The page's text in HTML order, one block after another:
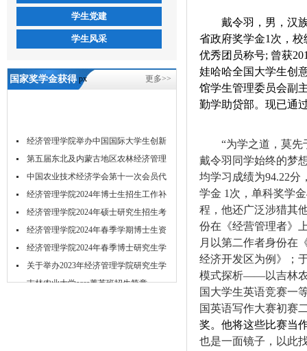
学生党建
学生风采
px
国家奖学金获得 更多>>
经济管理学院举办中国国际大学生创新
大...
第五届东北及内蒙古地区农林经济管理
学...
中国农业技术经济学会第十一次会员代
表...
经济管理学院2024年博士生招生工作补
充...
经济管理学院2024年硕士研究生招生考
试...
经济管理学院2024年春季学期博士生资
格...
经济管理学院2024年春季博士研究生学
位...
关于举办2023年经济管理学院研究生学
术...
吉林农业大学acca菁英班招生简章
戴令羽，男，汉
省政府奖学金1次，
优秀团员称号; 曾获
娃哈哈全国大学生创
馆学生管理委员会副
勤学助贷部。现已通
“为学之道，莫先
戴令羽同学始终的梦
均学习成绩为94.22分
学金 1次，单科奖学
程，他还广泛涉猎其
份在《经营管理者》
月以第二作者身份在
经济开发区为例》；
模式探析——以吉林
国大学生英语竞赛一
国英语写作大赛初赛
奖。他将这些比赛当
也是一面镜子，以此